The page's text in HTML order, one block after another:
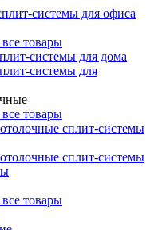
системы для офиса
товары
системы для дома
системы для
товары
сплит-системы
сплит-системы
товары